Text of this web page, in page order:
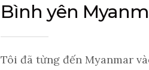
Bình yên
Tôi đã từng đến Myanmar